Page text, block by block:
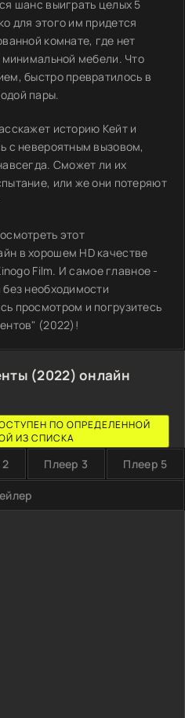
шанс выиграть целых 5
для этого им придется
комнате, где нет
минимальной мебели. Что
быстро превратилось в
пары.
историю Кейт и
с невероятным вызовом,
Сможет ли их
или же они потеряют
этот
в хорошем HD качестве
Film. И самое главное -
необходимости
просмотром и погрузитесь
(2022)!
(2022) онлайн
ПО ОПРЕДЕЛЕННОЙ
ИЗ СПИСКА
Плеер 3 Плеер 5